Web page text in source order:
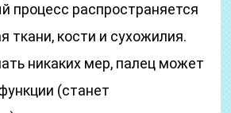
процесс распространяется
ткани, кости и сухожилия.
никаких мер, палец может
(станет